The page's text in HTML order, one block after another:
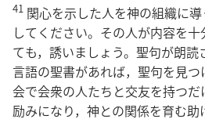
41 関心を示した人を神の組織に
してください。その人が内容を
ても，誘いましょう。聖句が朗
言語の聖書があれば，聖句を見
会で会衆の人たちと交友を持つ
励みになり，神との関係を育む助